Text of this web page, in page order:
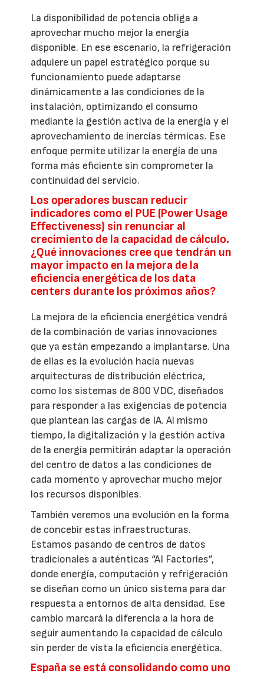
La disponibilidad de potencia obliga a
aprovechar mucho mejor la energía
disponible. En ese escenario, la refrigeración
adquiere un papel estratégico porque su
funcionamiento puede adaptarse
dinámicamente a las condiciones de la
instalación, optimizando el consumo
mediante la gestión activa de la energía y el
aprovechamiento de inercias térmicas. Ese
enfoque permite utilizar la energía de una
forma más eficiente sin comprometer la
continuidad del servicio.
Los operadores buscan reducir
indicadores como el PUE (Power Usage
Effectiveness) sin renunciar al
crecimiento de la capacidad de cálculo.
¿Qué innovaciones cree que tendrán un
mayor impacto en la mejora de la
eficiencia energética de los data
centers durante los próximos años?
La mejora de la eficiencia energética vendrá
de la combinación de varias innovaciones
que ya están empezando a implantarse. Una
de ellas es la evolución hacia nuevas
arquitecturas de distribución eléctrica,
como los sistemas de 800 VDC, diseñados
para responder a las exigencias de potencia
que plantean las cargas de IA. Al mismo
tiempo, la digitalización y la gestión activa
de la energía permitirán adaptar la operación
del centro de datos a las condiciones de
cada momento y aprovechar mucho mejor
los recursos disponibles.
También veremos una evolución en la forma
de concebir estas infraestructuras.
Estamos pasando de centros de datos
tradicionales a auténticas “AI Factories”,
donde energía, computación y refrigeración
se diseñan como un único sistema para dar
respuesta a entornos de alta densidad. Ese
cambio marcará la diferencia a la hora de
seguir aumentando la capacidad de cálculo
sin perder de vista la eficiencia energética.
España se está consolidando como uno